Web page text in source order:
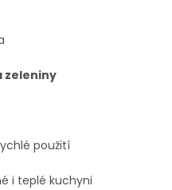
zeleniny
použití
i teplé kuchyni